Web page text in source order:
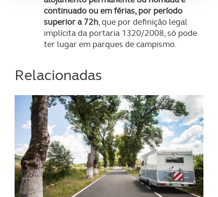
Adicionalmente partilhamos informação, relativa à sua
utilização do nosso site de publicidade e de análise, com
parceiros e organizações na UE e em países terceiros.
dados pessoais serão realizadas apenas com o seu
necessário no contexto dos serviços a prestar.
Realçamos que o bloqueio de certo tipo de Cookies e
tecnologias similares pode ter impacto na sua
experiência de navegação no Website e nos serviços
disponibilizados.
Consulte a política de cookies do site.
continuado ou em férias, por período
superior a 72h, que por definição legal
implícita da portaria 1320/2008, só pode
ter lugar em parques de campismo.
Relacionadas